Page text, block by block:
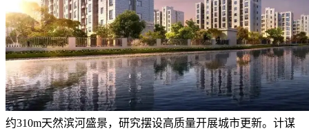
约310m天然滨河盛景，研究摆设高质量开展城市更新。计谋